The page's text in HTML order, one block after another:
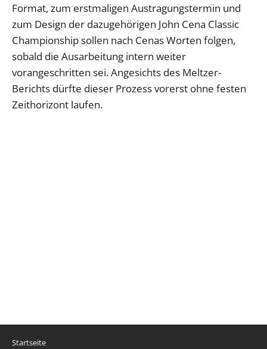
Format, zum erstmaligen Austragungstermin und
zum Design der dazugehörigen John Cena Classic
Championship sollen nach Cenas Worten folgen,
sobald die Ausarbeitung intern weiter
vorangeschritten sei. Angesichts des Meltzer-
Berichts dürfte dieser Prozess vorerst ohne festen
Zeithorizont laufen.
Startseite